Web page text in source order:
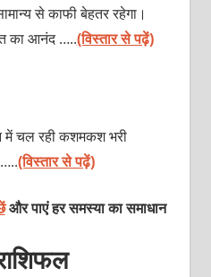
से काफी बेहतर रहेगा।
का आनंद …..(विस्तार से पढ़ें)
में चल रही कशमकश भरी
(विस्तार से पढ़ें)
और पाएं हर समस्या का समाधान